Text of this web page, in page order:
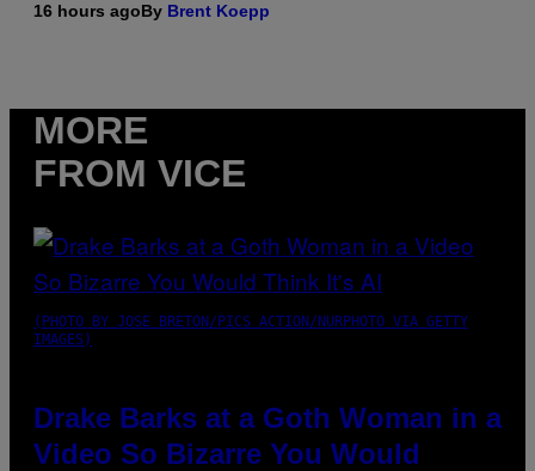
16 hours agoBy Brent Koepp
MORE
FROM VICE
(PHOTO BY JOSE BRETON/PICS ACTION/NURPHOTO VIA GETTY
IMAGES)
Drake Barks at a Goth Woman in a
Video So Bizarre You Would